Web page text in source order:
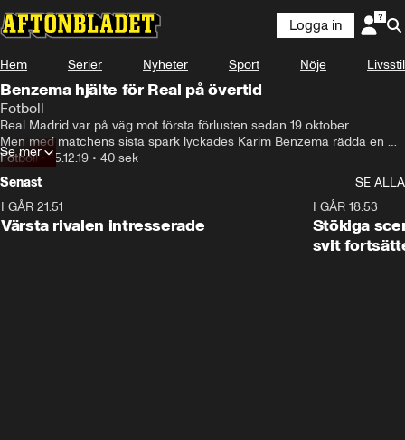
Logga in
Hem Serier Nyheter Sport Nöje Livsstil
Benzema hjälte för Real på övertid
Fotboll
Real Madrid var på väg mot första förlusten sedan 19 oktober.
Men med matchens sista spark lyckades Karim Benzema rädda en
poäng.
Fotboll•15.12.19 • 40 sek
Se mer
Senast
SE ALLA
I GÅR 21:51
Värsta rivalen intresserade
I GÅR 18:53
Stökiga
svit